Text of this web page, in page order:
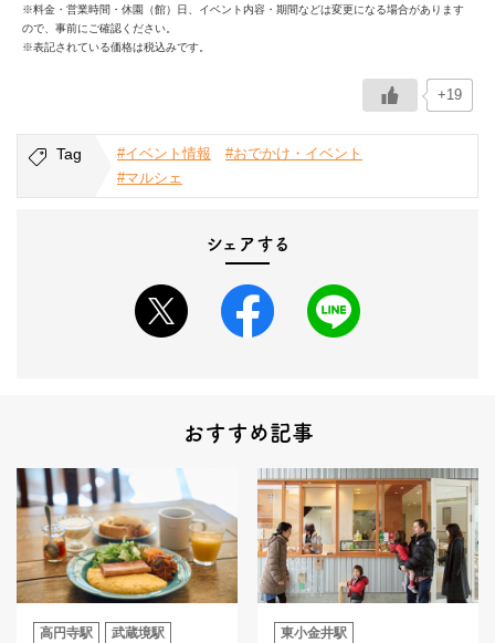
※料金・営業時間・休園（館）日、イベント内容・期間などは変更になる場合があります
ので、事前にご確認ください。
※表記されている価格は税込みです。
+19
Tag #イベント情報
#おでかけ・イベント
#マルシェ
シェアする
おすすめ記事
高円寺駅
武蔵境駅
東小金井駅